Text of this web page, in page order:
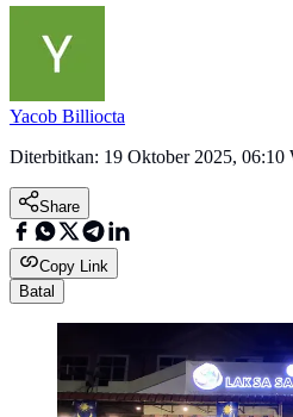
Yacob Billiocta
Diterbitkan: 19 Oktober 2025, 06:10
Share
Copy Link
Batal